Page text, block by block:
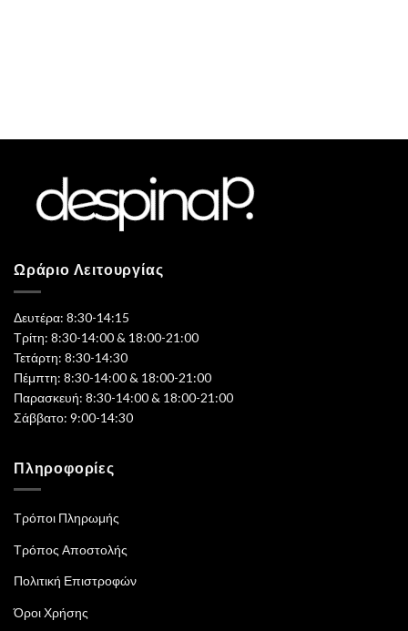
Ωράριο Λειτουργίας
Δευτέρα: 8:30-14:15
Τρίτη: 8:30-14:00 & 18:00-21:00
Τετάρτη: 8:30-14:30
Πέμπτη: 8:30-14:00 & 18:00-21:00
Παρασκευή: 8:30-14:00 & 18:00-21:00
Σάββατο: 9:00-14:30
Πληροφορίες
Τρόποι Πληρωμής
Τρόπος Αποστολής
Πολιτική Επιστροφών
Όροι Χρήσης